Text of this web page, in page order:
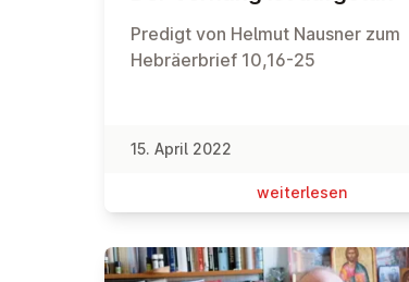
Predigt von Helmut Nausner zum
Hebräerbrief 10,16-25
15. April 2022
wei­ter­le­sen